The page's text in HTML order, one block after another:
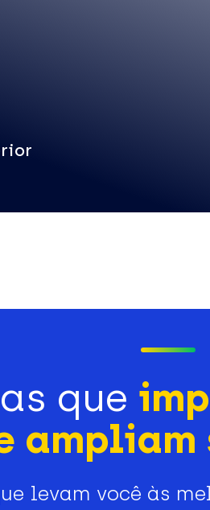
que
ampliam
levam você às